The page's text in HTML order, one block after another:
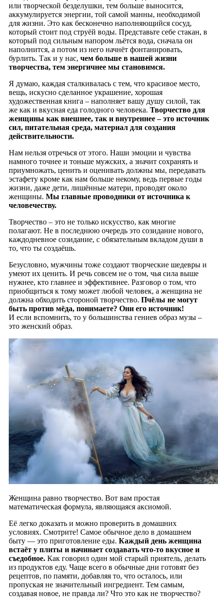
или творческой безделушки, тем больше выносится,
аккумулируется энергии, той самой манны, необходимой
для жизни. Это как бесконечно наполняющийся сосуд,
который стоит под струёй воды. Представьте себе стакан, в
который под сильным напором льётся вода, сначала он
наполнится, а потом из него начнёт фонтанировать,
бурлить. Так и у нас, чем больше в нашей жизни
творчества, тем энергичнее мы становимся.
Я думаю, каждая сталкивалась с тем, что красивое место,
вещь, искусно сделанное украшение, хорошая
художественная книга – наполняет вашу душу силой, так
же как и вкусная еда голодного человека. Творчество для
женщины как внешнее, так и внутреннее – это источник
сил, питательная среда, материал для создания
действительности.
Нам нельзя отречься от этого. Наши эмоции и чувства
намного точнее и тоньше мужских, а значит сохранять и
приумножать, ценить и оценивать должны мы, передавать
эстафету кроме как нам больше некому, ведь первые годы
жизни, даже дети, лишённые матери, проводят около
женщины. Мы главные проводники от источника к
человечеству.
Творчество – это не только искусство, как многие
полагают. Не в последнюю очередь это созидание нового,
каждодневное созидание, с обязательным вкладом души в
то, что ты создаёшь.
Безусловно, мужчины тоже создают творческие шедевры и
умеют их ценить. И речь совсем не о том, чья сила выше
нужнее, кто главнее и эффективнее. Разговор о том, что
приобщиться к тому может любой человек, а женщина не
должна обходить стороной творчество. Пчёлы не могут
быть против мёда, понимаете? Они его источник!
И если вспомнить, то у большинства гениев образ музы –
это женский образ.
Женщина равно творчество. Вот вам простая
математическая формула, являющаяся аксиомой.
Её легко доказать и можно проверить в домашних
условиях. Смотрите! Самое обычное дело в домашнем
быту — это приготовление еды. Каждый день женщина
встаёт у плиты и начинает создавать что-то вкусное и
съедобное.Как говорил один мой старый приятель, делать
из продуктов еду. Чаще всего в обычные дни готовят без
рецептов, по памяти, добавляя то, что осталось, или
пропуская не значительный ингредиент. Тем самым,
создавая новое, не правда ли? Что это как не творчество?